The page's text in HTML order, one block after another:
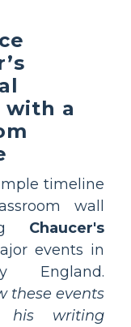
a
timeline
wall
Chaucer's
events in
England.
these events
his writing